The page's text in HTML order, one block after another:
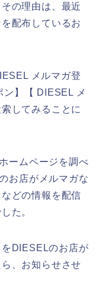
の理由は、最近
配布しているお
メルマガ登
】【 DIESEL メ
してみることに
ームページを調べ
お店がメルマガな
どの情報を配信
た。
DIESELのお店が
、お知らせさせ